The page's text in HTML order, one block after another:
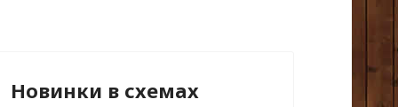
Новинки в схемах